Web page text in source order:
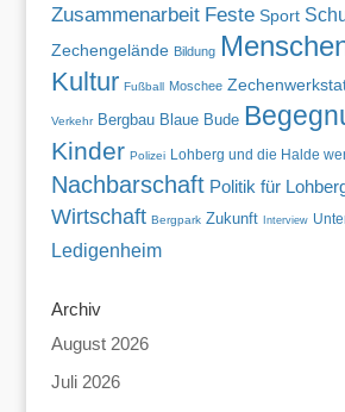
Zusammenarbeit Feste Sport
Zechengelände Bildung
Kultur Fußball Moschee
Verkehr Bergbau Blaue Bude
Kinder Polizei Lohberg und die Halde
Nachbarschaft Politik für
Wirtschaft Bergpark Zukunft Interview
Ledigenheim
Archiv
August 2026
Juli 2026